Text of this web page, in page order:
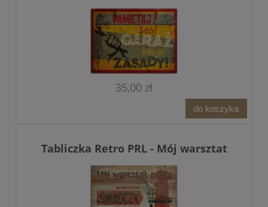
35,00 zł
do koszyka
Tabliczka Retro PRL - Mój warsztat